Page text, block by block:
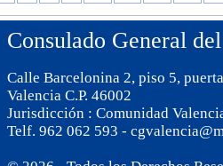
Consulado General
Calle Barcelonina 2, piso 5,
Valencia C.P. 46002
Jurisdicción : Comunidad
Telf. 962 062 593 -